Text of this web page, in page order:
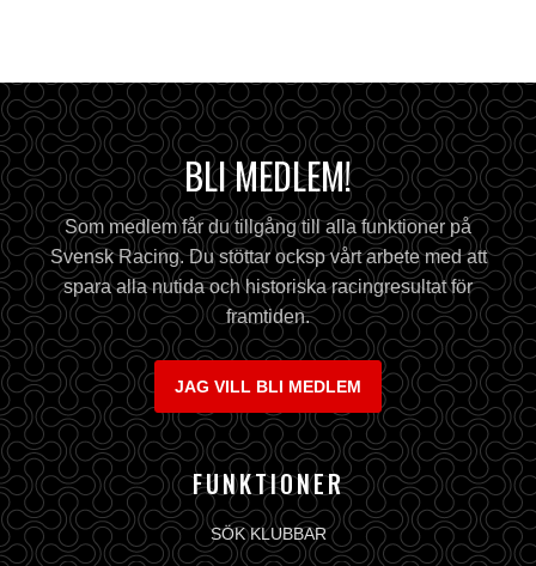
BLI MEDLEM!
Som medlem får du tillgång till alla funktioner på
Svensk Racing. Du stöttar ocksp vårt arbete med att
spara alla nutida och historiska racingresultat för
framtiden.
JAG VILL BLI MEDLEM
FUNKTIONER
SÖK KLUBBAR